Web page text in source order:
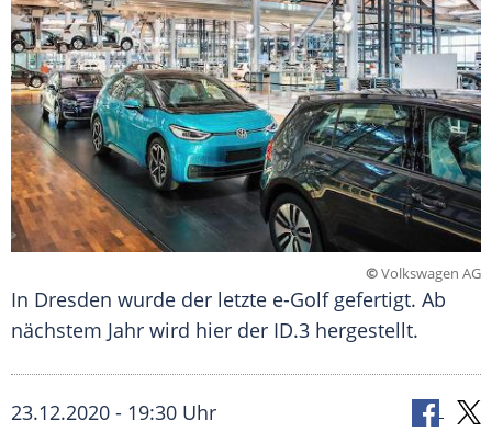
©Volkswagen AG
In Dresden wurde der letzte e-Golf gefertigt. Ab
nächstem Jahr wird hier der ID.3 hergestellt.
23.12.2020 - 19:30 Uhr